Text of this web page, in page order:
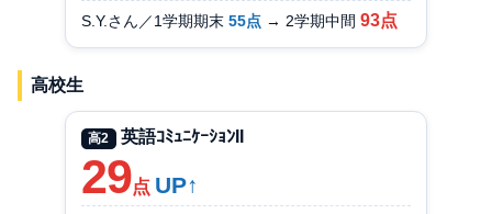
S.Y.さん／1学期期末 55点→ 2学期中間 93点
高校生
高2 英語ｺﾐｭﾆｹｰｼｮﾝII
29点 UP↑